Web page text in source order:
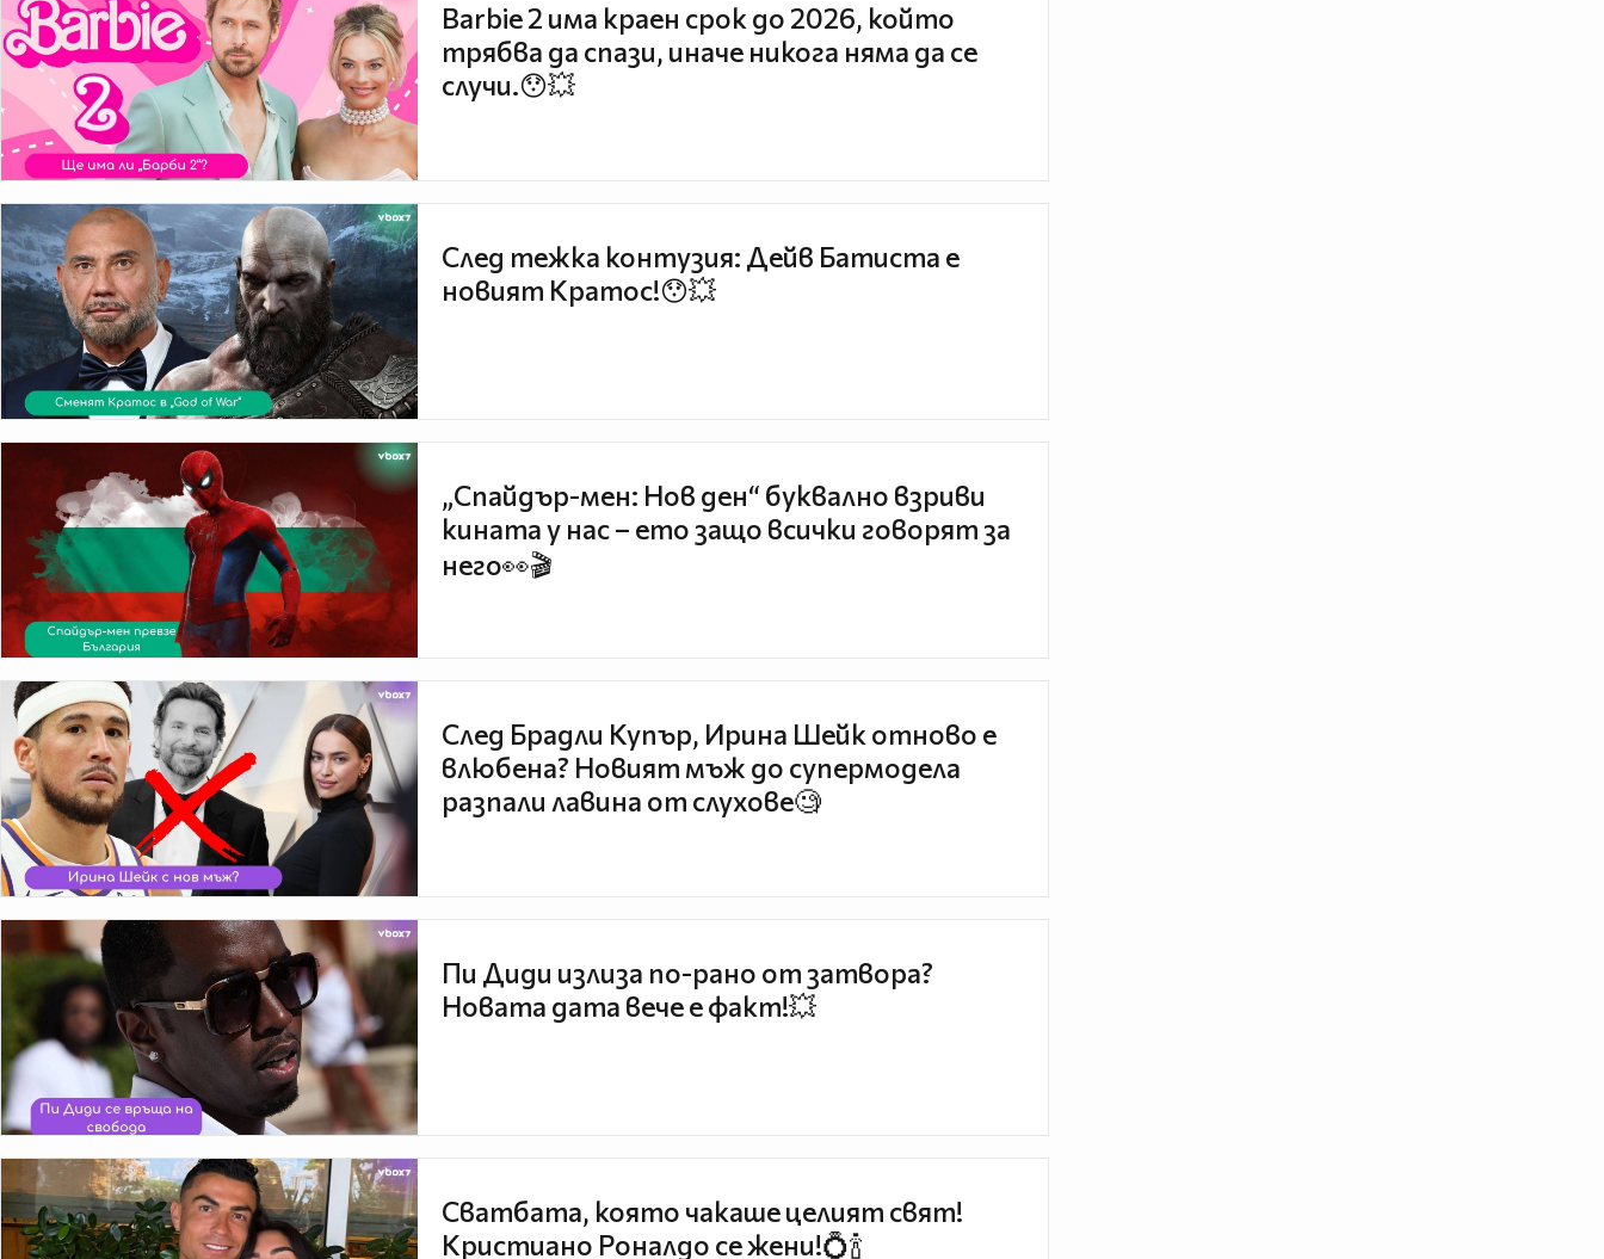
Barbie 2 има краен срок до 2026, който
трябва да спази, иначе никога няма да се
случи.😯💥
След тежка контузия: Дейв Батиста е
новият Кратос!😯💥
„Спайдър-мен: Нов ден“ буквално взриви
кината у нас – ето защо всички говорят за
него👀🎬
След Брадли Купър, Ирина Шейк отново е
влюбена? Новият мъж до супермодела
разпали лавина от слухове🧐
Пи Диди излиза по-рано от затвора?
Новата дата вече е факт!💥
Сватбата, която чакаше целият свят!
Кристиано Роналдо се жени!💍🍾